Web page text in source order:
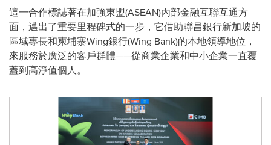
這一合作標誌著在加強東盟(ASEAN)內部金融互聯互通方
面，邁出了重要里程碑式的一步，它借助聯昌銀行新加坡的
區域專長和柬埔寨Wing銀行(Wing Bank)的本地領導地位，
來服務於廣泛的客戶群體——從商業企業和中小企業一直覆
蓋到高淨值個人。